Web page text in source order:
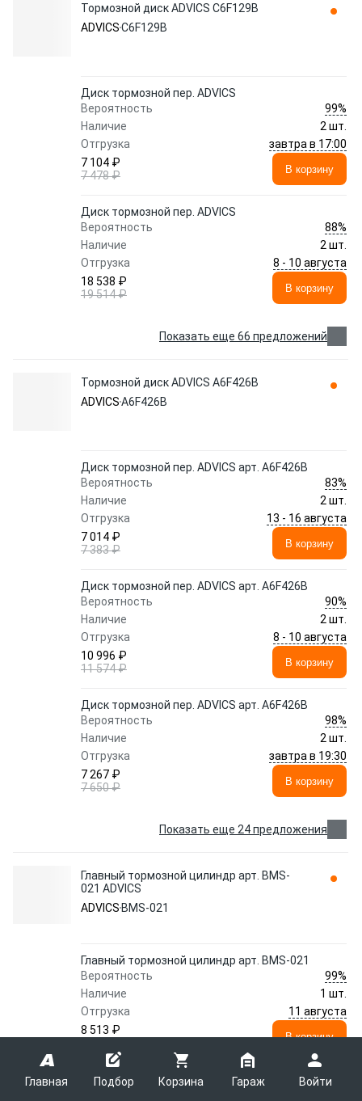
Главная Подбор Корзина Гараж Войти
Тормозной диск ADVICS C6F129B
ADVICSC6F129B
Диск тормозной пер. ADVICS
Вероятность
99%
Наличие
2 шт.
Отгрузка
завтра в 17:00
7 104 ₽
7 478 ₽
В корзину
Диск тормозной пер. ADVICS
Вероятность
88%
Наличие
2 шт.
Отгрузка
8 - 10 августа
18 538 ₽
19 514 ₽
В корзину
Показать еще 66 предложений
Тормозной диск ADVICS A6F426B
ADVICSA6F426B
Диск тормозной пер. ADVICS арт. A6F426B
Вероятность
83%
Наличие
2 шт.
Отгрузка
13 - 16 августа
7 014 ₽
7 383 ₽
В корзину
Диск тормозной пер. ADVICS арт. A6F426B
Вероятность
90%
Наличие
2 шт.
Отгрузка
8 - 10 августа
10 996 ₽
11 574 ₽
В корзину
Диск тормозной пер. ADVICS арт. A6F426B
Вероятность
98%
Наличие
2 шт.
Отгрузка
завтра в 19:30
7 267 ₽
7 650 ₽
В корзину
Показать еще 24 предложения
Главный тормозной цилиндр арт. BMS-
021 ADVICS
ADVICS BMS-021
Главный тормозной цилиндр арт. BMS-021
Вероятность
99%
Наличие
1 шт.
Отгрузка
11 августа
8 513 ₽
В корзину
Главный тормозной цилиндр арт. BMS-021